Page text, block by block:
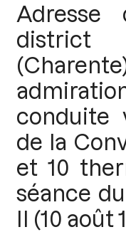
conduite
de la
et 10
séance
II (10 août